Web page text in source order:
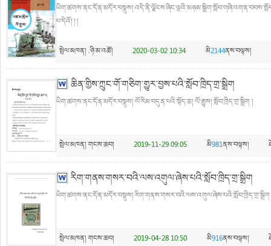
ཡིག་ཚགས་ནང་དོན་མདོར་བསྡུས།
པ་དེའོ། ། །
སྤེལ་མཁན། .ཉི་མ་འཚོ། 2020-03-02 10:34 མི2144ནས་བལྟས།
ཆིན་གྱིས་ཀྲུང་གོ་གཅིག་གྱུར་བྱས་པའི་སློབ་ཁྲིད་གྲ་སྒྲིག
ཡིག་ཚགས་ནང་དོན་མདོར་བསྡུས། ལོ་རིམ་བདུན་པའི་སྟོད་ཆ། ལོ་རྒྱུས། སློབ་ཁྲིད་གྲ་སྒྲིག །
སྤེལ་མཁན། གངས་ཆབ། 2019-11-29 09:05 མི981ནས་བལྟས།
རིག་གནས་གསར་བའི་ལས་འགུལ་ཞེས་པའི་སློབ་ཁྲིད་གྲ་སྒྲིག
ཡིག་ཚགས་ནང་དོན་མདོར་བསྡུས། རིག་གནས་གསར་བའི་ལས་འགུལ་ཞེས་པའི་སློབ་ཁྲིད་གྲ་སྒྲིག
སྤེལ་མཁན། གངས་ཆབ། 2019-04-28 10:50 མི916ནས་བལྟས།